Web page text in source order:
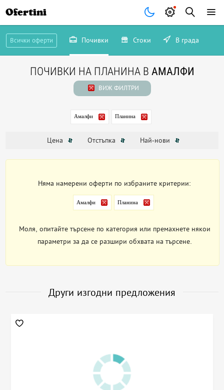
Ofertini
Всички оферти Почивки Стоки В града
ПОЧИВКИ НА ПЛАНИНА В АМАЛФИ
ВИЖ ФИЛТРИ
Амалфи Планина
Цена Отстъпка Най-нови
Няма намерени оферти по избраните критерии:
Амалфи Планина
Моля, опитайте търсене по категория или премахнете някои
параметри за да се разшири обхвата на търсене.
Други изгодни предложения